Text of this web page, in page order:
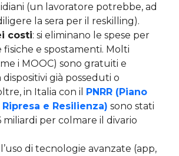
(un lavoratore potrebbe, ad
la sera per il reskilling).
costi: si eliminano le spese per
e spostamenti. Molti
i MOOC) sono gratuiti e
dispositivi già posseduti o
in Italia con il PNRR (Piano
e Resilienza) sono stati
miliardi per colmare il divario
l’uso di tecnologie avanzate (app,